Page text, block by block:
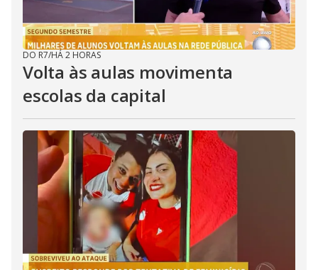
DO R7/HÁ 2 HORAS
Volta às aulas movimenta
escolas da capital